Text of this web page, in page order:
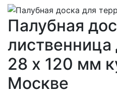
Палубная
28 х 120 мм
Москве